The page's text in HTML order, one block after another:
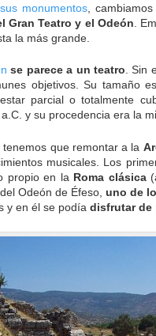
monumentos ,
Gran Teatro y el Odeón .
la más grande.
se parece a un teatro. Sin
objetivos. Su tamaño
parcial o totalmente
y su procedencia era la
que remontar a la
musicales. Los
propio en la Roma clásica
Odeón de Éfeso, uno de
y en él se podía disfrutar de